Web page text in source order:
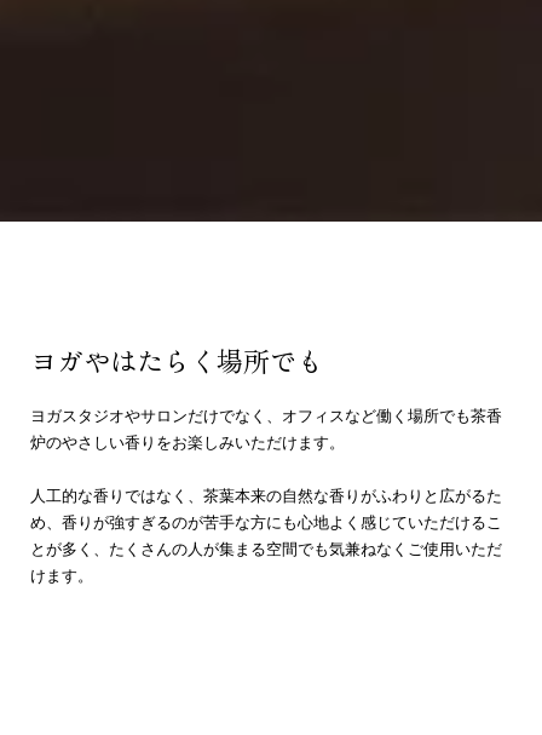
ヨガやはたらく場所でも
ヨガスタジオやサロンだけでなく、オフィスなど働く場所でも茶香
炉のやさしい香りをお楽しみいただけます。
人工的な香りではなく、茶葉本来の自然な香りがふわりと広がるた
め、香りが強すぎるのが苦手な方にも心地よく感じていただけるこ
とが多く、たくさんの人が集まる空間でも気兼ねなくご使用いただ
けます。